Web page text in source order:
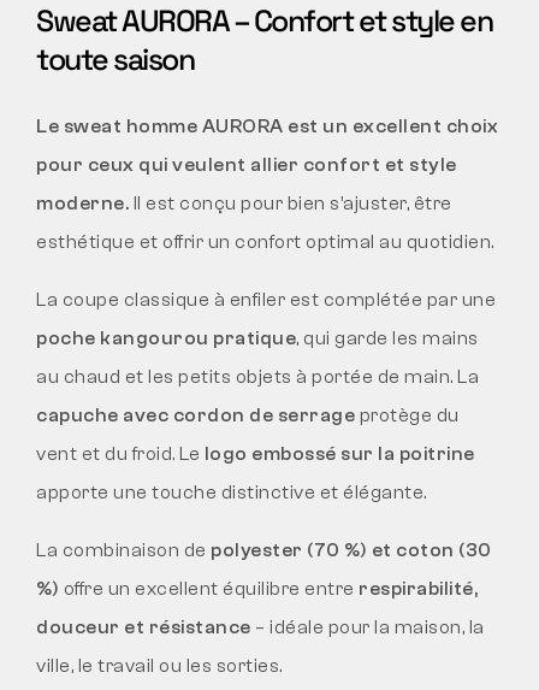
Sweat AURORA – Confort et style en
toute saison
Le sweat homme AURORA est un excellent choix
pour ceux qui veulent allier confort et style
moderne. Il est conçu pour bien s’ajuster, être
esthétique et offrir un confort optimal au quotidien.
La coupe classique à enfiler est complétée par une
poche kangourou pratique, qui garde les mains
au chaud et les petits objets à portée de main. La
capuche avec cordon de serrage protège du
vent et du froid. Le logo embossé sur la poitrine
apporte une touche distinctive et élégante.
La combinaison de polyester (70 %) et coton (30
%) offre un excellent équilibre entre respirabilité,
douceur et résistance – idéale pour la maison, la
ville, le travail ou les sorties.